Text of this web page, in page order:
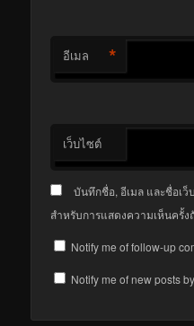
อีเมล *
เว็บไซต์
บันทึกชื่อ, อีเมล และชื่อเ
สำหรับการแสดงความเห็นครั้ง
Notify me of follow-up
Notify me of new posts